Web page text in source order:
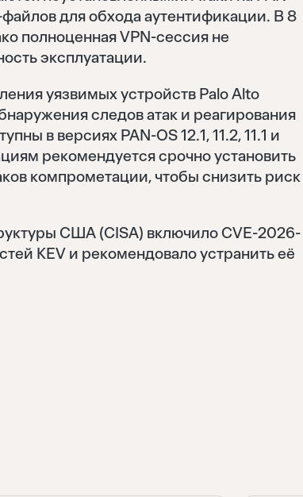
для обхода аутентификации. В 8
полноценная VPN-сессия не
эксплуатации.
уязвимых устройств Palo Alto
следов атак и реагирования
в версиях PAN-OS 12.1, 11.2, 11.1 и
рекомендуется срочно установить
компрометации, чтобы снизить риск
США (CISA) включило CVE-2026-
KEV и рекомендовало устранить её
Забыли пароль?
Восстановить
Отправить